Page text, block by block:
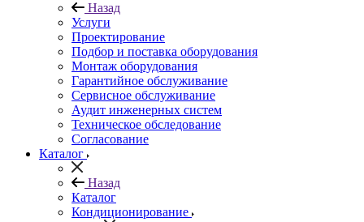
Назад
Услуги
Проектирование
Подбор и поставка оборудования
Монтаж оборудования
Гарантийное обслуживание
Сервисное обслуживание
Аудит инженерных систем
Техническое обследование
Согласование
Каталог
Назад
Каталог
Кондиционирование